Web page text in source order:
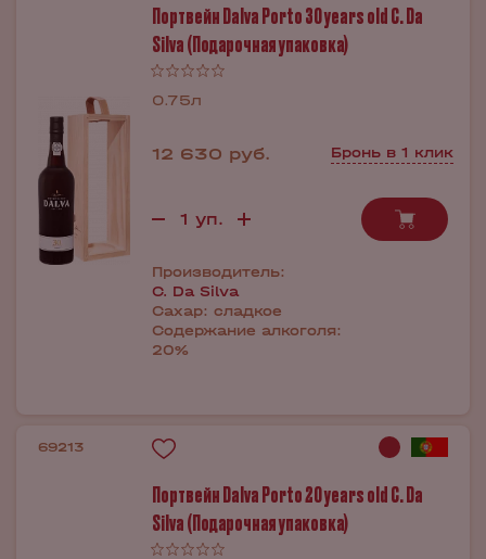
Портвейн Dalva Porto 30 years old C. Da
Silva (Подарочная упаковка)
0.75л
12 630 руб. Бронь в 1 клик
Производитель:
C. Da Silva
Сахар: сладкое
Содержание алкоголя:
20%
69213
Портвейн Dalva Porto 20 years old C. Da
Silva (Подарочная упаковка)